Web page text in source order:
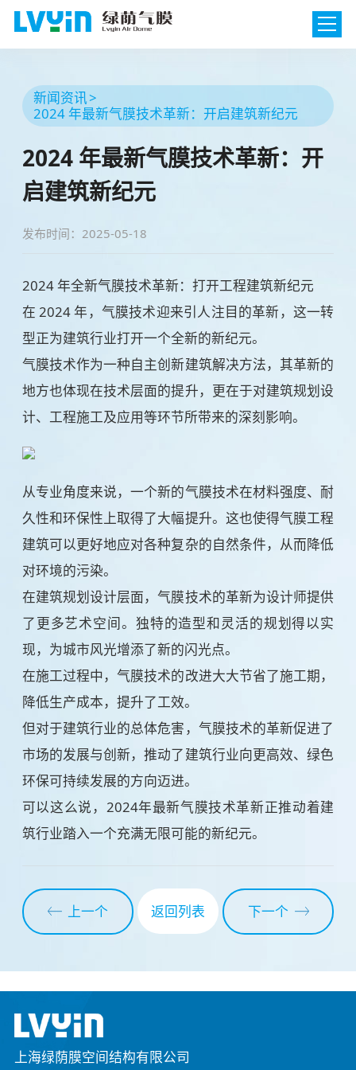
新闻资讯
2024 年最新气膜技术革新：开启建筑新纪元
2024 年最新气膜技术革新：开
启建筑新纪元
发布时间：2025-05-18
2024 年全新气膜技术革新：打开工程建筑新纪元
在 2024 年，气膜技术迎来引人注目的革新，这一转
型正为建筑行业打开一个全新的新纪元。
气膜技术作为一种自主创新建筑解决方法，其革新的
地方也体现在技术层面的提升，更在于对建筑规划设
计、工程施工及应用等环节所带来的深刻影响。
从专业角度来说，一个新的气膜技术在材料强度、耐
久性和环保性上取得了大幅提升。这也使得气膜工程
建筑可以更好地应对各种复杂的自然条件，从而降低
对环境的污染。
在建筑规划设计层面，气膜技术的革新为设计师提供
了更多艺术空间。独特的造型和灵活的规划得以实
现，为城市风光增添了新的闪光点。
在施工过程中，气膜技术的改进大大节省了施工期，
降低生产成本，提升了工效。
但对于建筑行业的总体危害，气膜技术的革新促进了
市场的发展与创新，推动了建筑行业向更高效、绿色
环保可持续发展的方向迈进。
可以这么说，2024年最新气膜技术革新正推动着建
筑行业踏入一个充满无限可能的新纪元。
上一个 返回列表 下一个
上海绿荫膜空间结构有限公司